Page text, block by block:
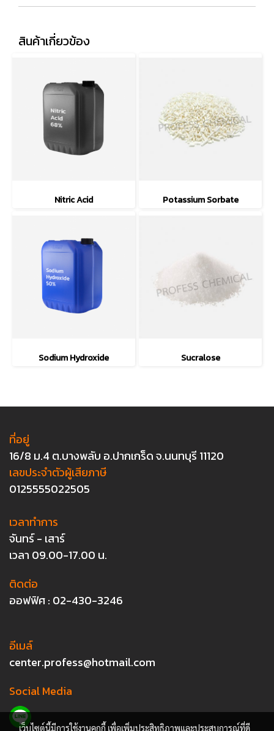
สินค้าเกี่ยวข้อง
Nitric Acid Potassium Sorbate
Sodium Hydroxide Sucralose
ที่อยู่
16/8 ม.4 ต.บางพลับ อ.ปากเกร็ด จ.นนทบุรี 11120
เลขประจำตัวผู้เสียภาษี
0125555022505
เวลาทำการ
จันทร์ - เสาร์
เวลา 09.00-17.00 น.
ติดต่อ
ออฟฟิศ : 02-430-3246
อีเมล์
center.profess@hotmail.com
Social Media
เว็บไซต์นี้มีการใช้งานคุกกี้ เพื่อเพิ่มประสิทธิภาพและประสบการณ์ที่ดี